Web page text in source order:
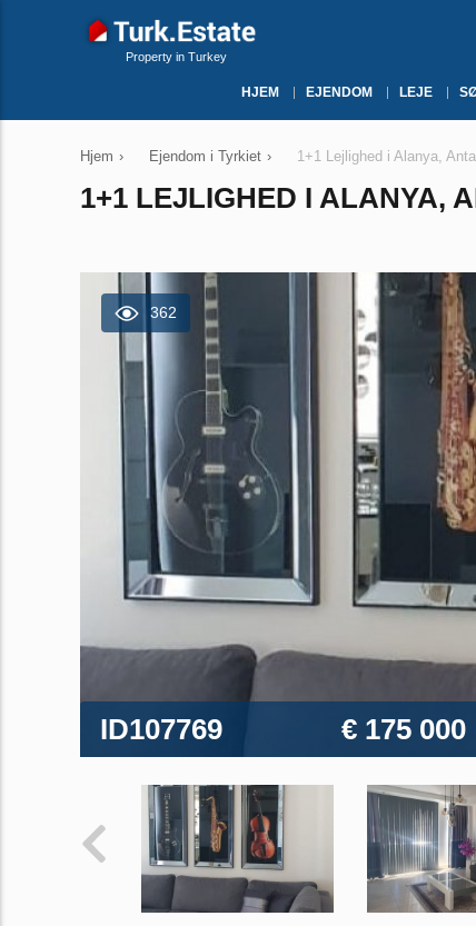
Property in Turkey
HJEM EJENDOM LEJE
Hjem › Ejendom i Tyrkiet › 1+1 Lejlighed i Alanya,
1+1 LEJLIGHED I ALANYA,
362
ID107769 € 175 000